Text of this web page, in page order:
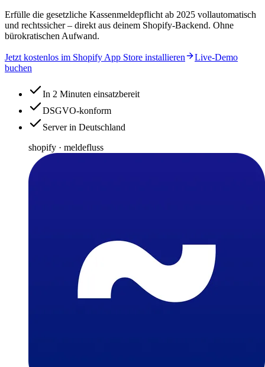
Erfülle die gesetzliche Kassenmeldepflicht ab 2025 vollautomatisch
und rechtssicher – direkt aus deinem Shopify-Backend. Ohne
bürokratischen Aufwand.
Jetzt kostenlos im Shopify App Store installieren
Live-Demo
buchen
In 2 Minuten einsatzbereit
DSGVO-konform
Server in Deutschland
shopify · meldefluss